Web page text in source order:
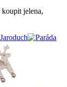
jelena,